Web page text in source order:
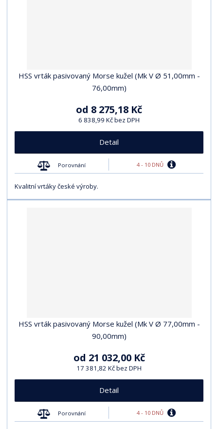
HSS vrták pasivovaný Morse kužel (Mk V Ø 51,00mm -
76,00mm)
od 8 275,18 Kč
6 838,99 Kč bez DPH
Detail
Porovnání 4 - 10 DNŮ
Kvalitní vrtáky české výroby.
HSS vrták pasivovaný Morse kužel (Mk V Ø 77,00mm -
90,00mm)
od 21 032,00 Kč
17 381,82 Kč bez DPH
Detail
Porovnání 4 - 10 DNŮ